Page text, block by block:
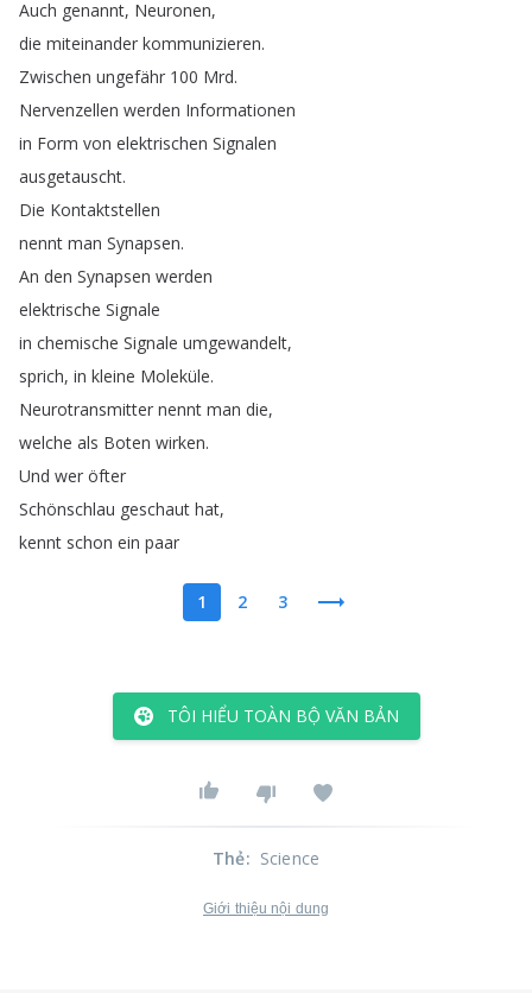
Auch genannt, Neuronen,
die miteinander kommunizieren.
Zwischen ungefähr 100 Mrd.
Nervenzellen werden Informationen
in Form von elektrischen Signalen
ausgetauscht.
Die Kontaktstellen
nennt man Synapsen.
An den Synapsen werden
elektrische Signale
in chemische Signale umgewandelt,
sprich, in kleine Moleküle.
Neurotransmitter nennt man die,
welche als Boten wirken.
Und wer öfter
Schönschlau geschaut hat,
kennt schon ein paar
1 2 3
TÔI HIỂU TOÀN BỘ VĂN BẢN
Thẻ: Science
Giới thiệu nội dung